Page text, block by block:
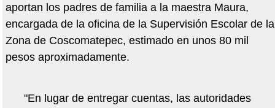
aportan los padres de familia a la maestra Maura,
encargada de la oficina de la Supervisión Escolar de la
Zona de Coscomatepec, estimado en unos 80 mil
pesos aproximadamente.
"En lugar de entregar cuentas, las autoridades